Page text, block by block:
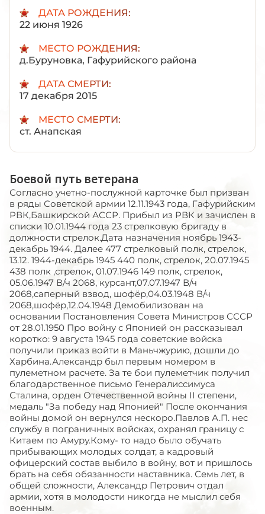
ДАТА РОЖДЕНИЯ:
22 июня 1926
МЕСТО РОЖДЕНИЯ:
д.Буруновка, Гафурийского района
ДАТА СМЕРТИ:
17 декабря 2015
МЕСТО СМЕРТИ:
ст. Анапская
Боевой путь ветерана
Согласно учетно-послужной карточке был призван
в ряды Советской армии 12.11.1943 года, Гафурийским
РВК,Башкирской АССР. Прибыл из РВК и зачислен в
списки 10.01.1944 года 23 стрелковую бригаду в
должности стрелок.Дата назначения ноябрь 1943-
декабрь 1944. Далее 477 стрелковый полк, стрелок,
13.12. 1944-декабрь 1945 440 полк, стрелок, 20.07.1945
438 полк ,стрелок, 01.07.1946 149 полк, стрелок,
05.06.1947 В/ч 2068, курсант,07.07.1947 В/ч
2068,саперный взвод, шофёр,04.03.1948 В/ч
2068,шофёр,12.04.1948 Демобилизован на
основании Постановления Совета Министров СССР
от 28.01.1950 Про войну с Японией он рассказывал
коротко: 9 августа 1945 года советские войска
получили приказ войти в Маньчжурию, дошли до
Харбина.Александр был первым номером в
пулеметном расчете. За те бои пулеметчик получил
благодарственное письмо Генералиссимуса
Сталина, орден Отечественной войны II степени,
медаль "За победу над Японией" После окончания
войны домой он вернулся нескоро.Павлов А.П. нес
службу в пограничных войсках, охранял границу с
Китаем по Амуру.Кому- то надо было обучать
прибывающих молодых солдат, а кадровый
офицерский состав выбило в войну, вот и пришлось
брать на себя обязанности наставника. Семь лет, в
общей сложности, Александр Петрович отдал
армии, хотя в молодости никогда не мыслил себя
военным.